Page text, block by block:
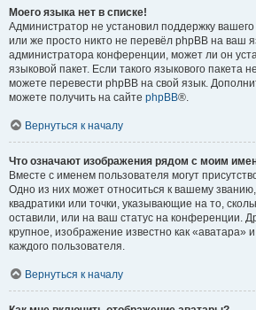
Моего языка нет в списке!
Администратор не установил поддержку
или же просто никто не перевёл phpBB на ваш
администратора конференции, может ли он
языковой пакет. Если такого языкового пакета
можете перевести phpBB на свой язык.
можете получить на сайте phpBB®.
Вернуться к началу
Что означают изображения рядом с моим
Вместе с именем пользователя могут
Одно из них может относиться к вашему
квадратики или точки, указывающие на то,
оставили, или на ваш статус на конференции.
крупное, изображение известно как «аватара»
каждого пользователя.
Вернуться к началу